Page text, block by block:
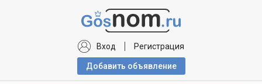
Вход Регистрация
Добавить объявлениe